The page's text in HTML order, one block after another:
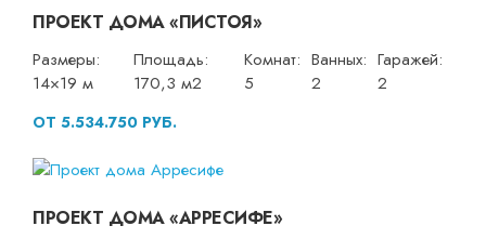
ПРОЕКТ ДОМА «ПИСТОЯ»
Размеры:
14×19 м
Площадь:
170,3 м2
Комнат:
5
Ванных:
2
Гаражей:
2
ОТ 5.534.750 РУБ.
ПРОЕКТ ДОМА «АРРЕСИФЕ»